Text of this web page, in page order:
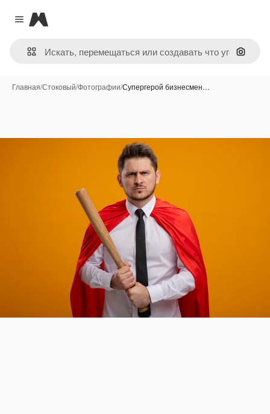
Close menu
Magnific
Поиск
Главная/Стоковый/Фотографии/Супергерой бизнесмен…